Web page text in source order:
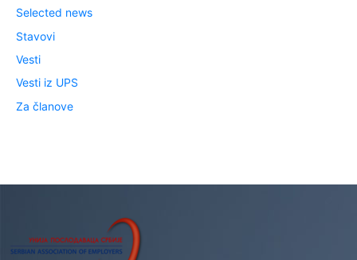
Selected news
Stavovi
Vesti
Vesti iz UPS
Za članove